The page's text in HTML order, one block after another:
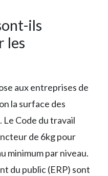
ils
les
aux entreprises de
la surface des
Le Code du travail
de 6kg pour
minimum par niveau.
du public (ERP) sont